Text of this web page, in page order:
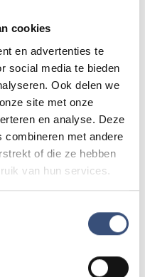
cookies
en advertenties te
social media te bieden
Ook delen we
site met onze
en analyse. Deze
combineren met andere
of die ze hebben
van hun services.
kijken er graag naar.